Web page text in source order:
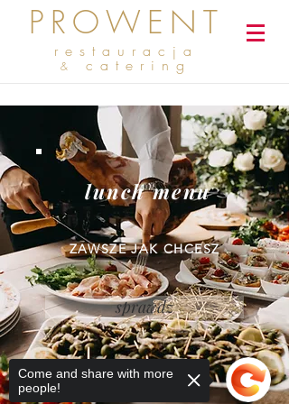
PROWENT
restauracja
& catering
lunch menu
ZAWSZE JAK CHCESZ
sprawdz
Come and share with more
people!